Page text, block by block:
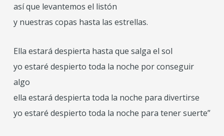
así que levantemos el listón
y nuestras copas hasta las estrellas.
Ella estará despierta hasta que salga el sol
yo estaré despierto toda la noche por conseguir
algo
ella estará despierta toda la noche para divertirse
yo estaré despierto toda la noche para tener suerte”